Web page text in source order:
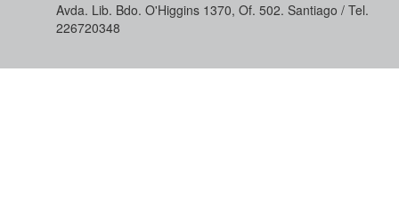
Avda. Lib. Bdo. O'Higgins 1370, Of. 502. Santiago / Tel.
226720348